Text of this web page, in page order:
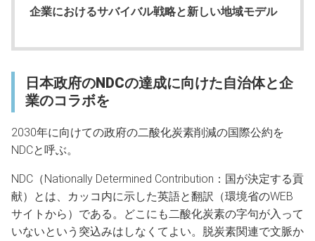
企業におけるサバイバル戦略と新しい地域モデル
日本政府のNDCの達成に向けた自治体と企
業のコラボを
2030年に向けての政府の二酸化炭素削減の国際公約を
NDCと呼ぶ。
NDC（Nationally Determined Contribution：国が決定する貢
献）とは、カッコ内に示した英語と翻訳（環境省のWEB
サイトから）である。どこにも二酸化炭素の字句が入って
いないという突込みはしなくてよい。脱炭素関連で文脈か